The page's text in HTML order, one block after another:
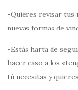
-Quieres revisar tus
nuevas formas de
-Estás harta de
hacer caso a los
tú necesitas y